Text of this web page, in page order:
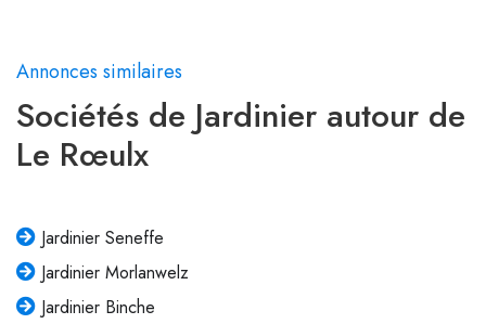
Annonces similaires
Sociétés de Jardinier autour de
Le Rœulx
Jardinier Seneffe
Jardinier Morlanwelz
Jardinier Binche